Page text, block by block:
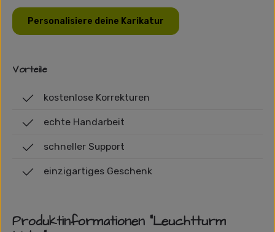
Personalisiere deine Karikatur
Vorteile
kostenlose Korrekturen
echte Handarbeit
schneller Support
einzigartiges Geschenk
Produktinformationen "Leuchtturm